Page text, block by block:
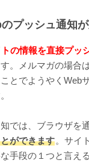
プッシュ通知
の情報を直接プッ
。メルマガの場合
とでようやくWeb
では、ブラウザを
ができます。サイ
手段の１つと言え